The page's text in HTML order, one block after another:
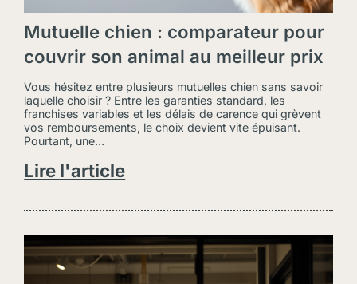
Mutuelle chien : comparateur pour
couvrir son animal au meilleur prix
Vous hésitez entre plusieurs mutuelles chien sans savoir
laquelle choisir ? Entre les garanties standard, les
franchises variables et les délais de carence qui grèvent
vos remboursements, le choix devient vite épuisant.
Pourtant, une…
Lire l'article
Assurance Véhicules professionnels et flottes
Protection juridique professionnelle
Assurance Locaux & matériels professionnels
Nous contacter